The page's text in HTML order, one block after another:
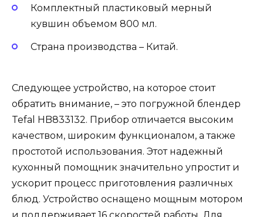
Комплектный пластиковый мерный
кувшин объемом 800 мл.
Страна производства – Китай.
Следующее устройство, на которое стоит
обратить внимание, – это погружной блендер
Tefal HB833132. Прибор отличается высоким
качеством, широким функционалом, а также
простотой использования. Этот надежный
кухонный помощник значительно упростит и
ускорит процесс приготовления различных
блюд. Устройство оснащено мощным мотором